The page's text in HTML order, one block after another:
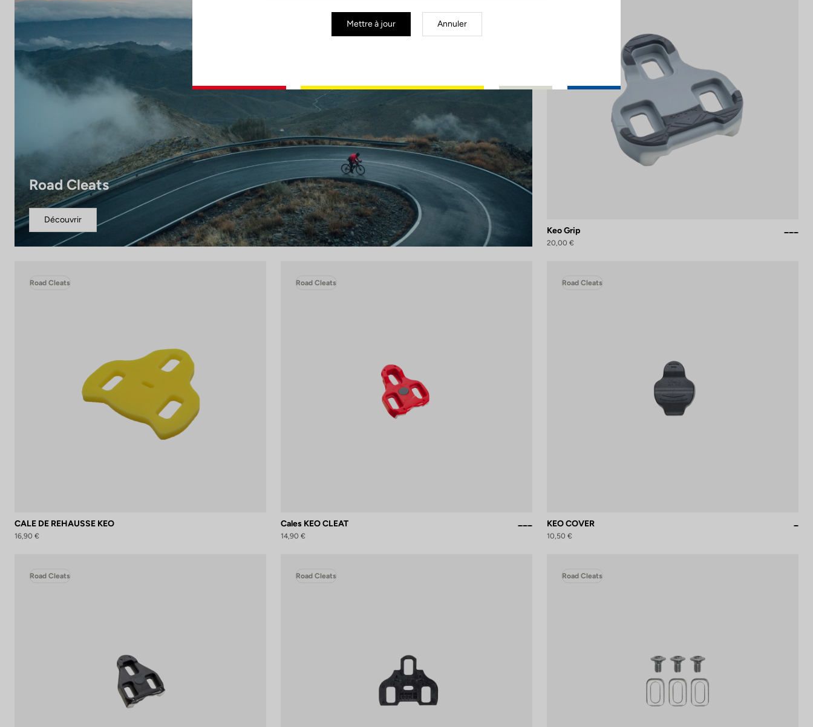
Road Cleats
Découvrir
Keo Grip
20,00 €
Road Cleats
CALE DE REHAUSSE KEO
16,90 €
Road Cleats
Cales KEO CLEAT
14,90 €
Road Cleats
KEO COVER
10,50 €
Road Cleats Road Cleats Road Cleats
Mettre à jour Annuler